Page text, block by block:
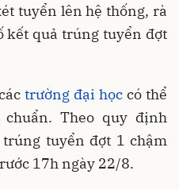
tuyển lên hệ thống, rà
kết quả trúng tuyển đợt
trường đại họccó thể
Theo quy định
tuyển đợt 1 chậm
17h ngày 22/8.